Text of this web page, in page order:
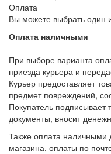
Оплата
Вы можете выбрать один
Оплата наличными
При выборе варианта
приезда курьера и
Курьер предоставляет
предмет повреждений,
Покупатель подписывает
документы, вносит
Также оплата наличными
магазина, оплаты по